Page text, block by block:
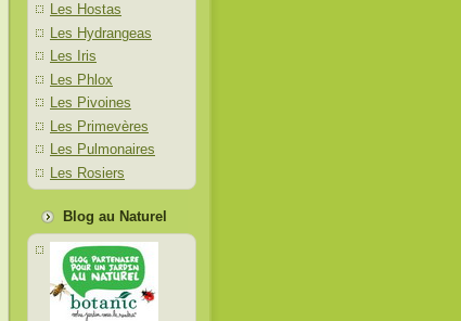
Les Hostas
Les Hydrangeas
Les Iris
Les Phlox
Les Pivoines
Les Primevères
Les Pulmonaires
Les Rosiers
Blog au Naturel